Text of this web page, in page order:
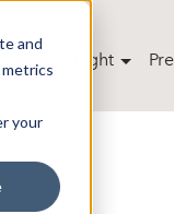
and
your
Om Spotlight